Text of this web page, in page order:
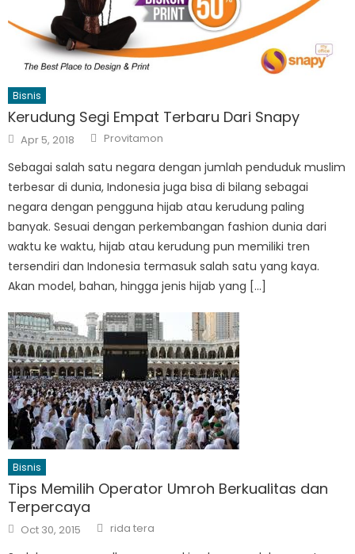
Bisnis
Kerudung Segi Empat Terbaru Dari Snapy
Posted
on
Apr 5, 2018 Author
Provitamon
Sebagai salah satu negara dengan jumlah penduduk muslim
terbesar di dunia, Indonesia juga bisa di bilang sebagai
negara dengan pengguna hijab atau kerudung paling
banyak. Sesuai dengan perkembangan fashion dunia dari
waktu ke waktu, hijab atau kerudung pun memiliki tren
tersendiri dan Indonesia termasuk salah satu yang kaya.
Akan model, bahan, hingga jenis hijab yang […]
Bisnis
Tips Memilih Operator Umroh Berkualitas dan
Terpercaya
Posted
on
Oct 30, 2015 Author
rida tera